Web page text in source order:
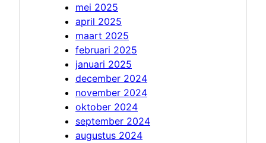
mei 2025
april 2025
maart 2025
februari 2025
januari 2025
december 2024
november 2024
oktober 2024
september 2024
augustus 2024